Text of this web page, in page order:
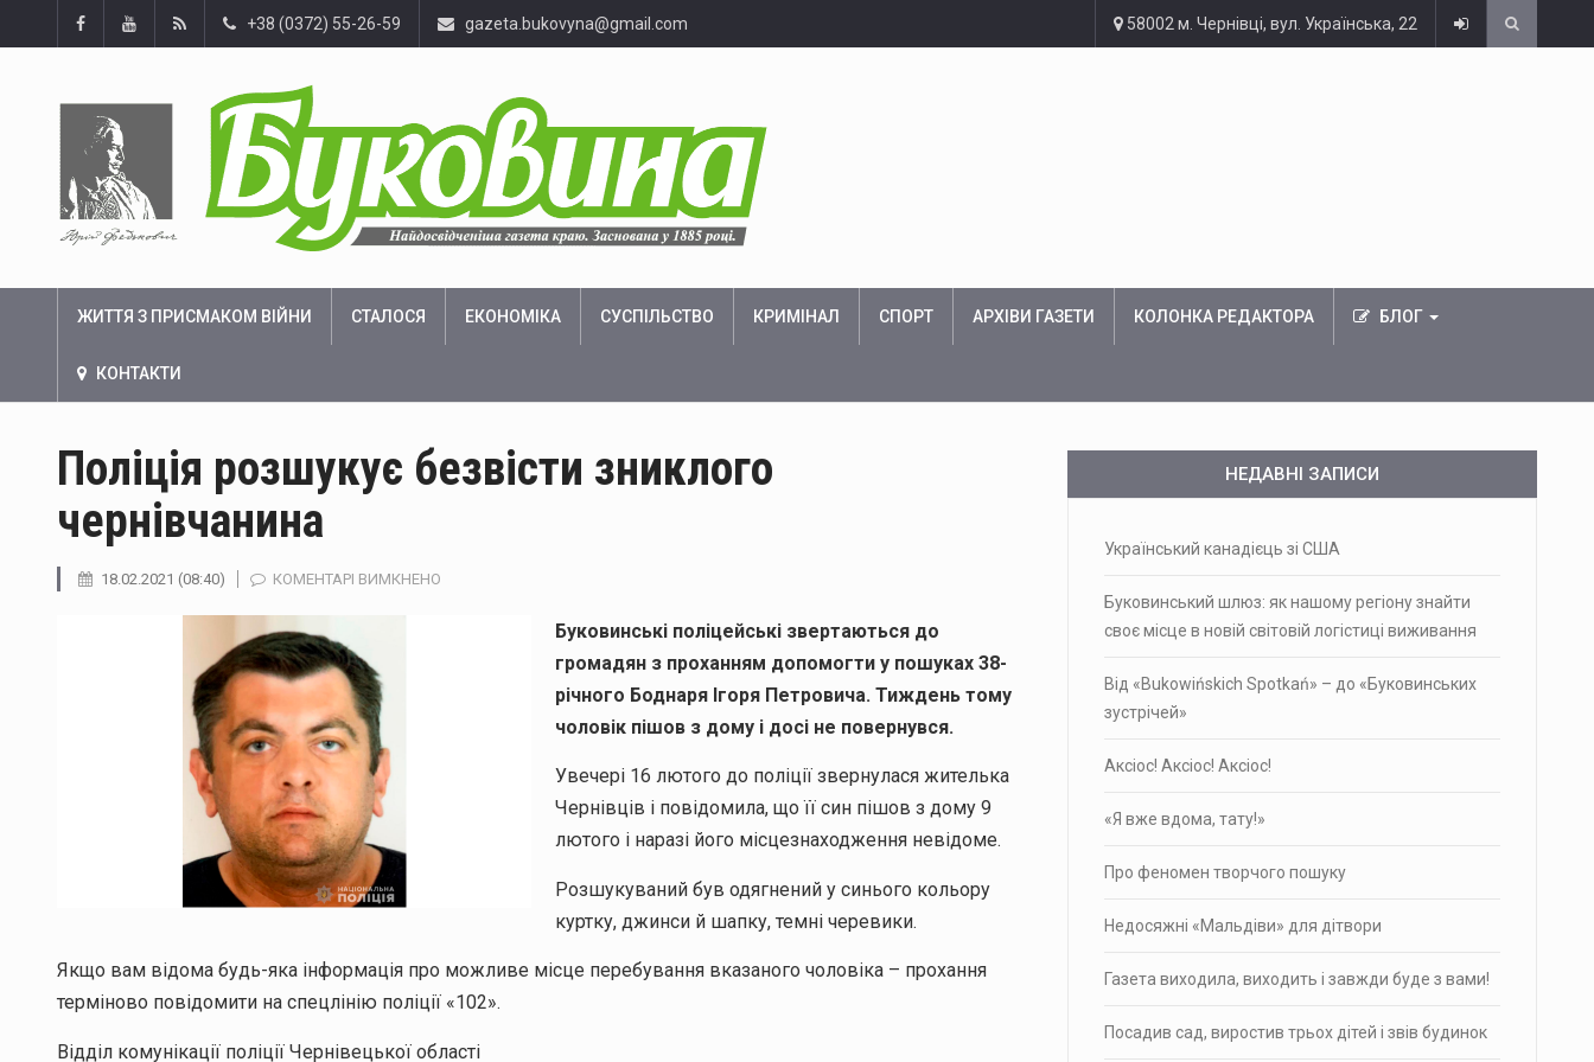
+38 (0372) 55-26-59 gazeta.bukovyna@gmail.com 58002 м. Чернівці, вул. Українська, 22
ЖИТТЯ З ПРИСМАКОМ ВІЙНИ СТАЛОСЯ ЕКОНОМІКА СУСПІЛЬСТВО КРИМІНАЛ СПОРТ АРХІВИ ГАЗЕТИ КОЛОНКА РЕДАКТОРА БЛОГ
КОНТАКТИ
Поліція розшукує безвісти зниклого
чернівчанина
18.02.2021 (08:40) КОМЕНТАРІ ВИМКНЕНО
Буковинські поліцейські звертаються до
громадян з проханням допомогти у пошуках 38-
річного Боднаря Ігоря Петровича. Тиждень тому
чоловік пішов з дому і досі не повернувся.
Увечері 16 лютого до поліції звернулася жителька
Чернівців і повідомила, що її син пішов з дому 9
лютого і наразі його місцезнаходження невідоме.
Розшукуваний був одягнений у синього кольору
куртку, джинси й шапку, темні черевики.
Якщо вам відома будь-яка інформація про можливе місце перебування вказаного чоловіка – прохання
терміново повідомити на спецлінію поліції «102».
Відділ комунікації поліції Чернівецької області
НЕДАВНІ ЗАПИСИ
Український канадієць зі США
Буковинський шлюз: як нашому регіону знайти
своє місце в новій світовій логістиці виживання
Від «Bukowińskich Spotkań» – до «Буковинських
зустрічей»
Аксіос! Аксіос! Аксіос!
«Я вже вдома, тату!»
Про фено­мен твор­чого пошуку
Недосяжні «Мальдіви» для дітвори
Газета виходила, виходить і завжди буде з вами!
Посадив сад, виростив трьох дітей і звів будинок